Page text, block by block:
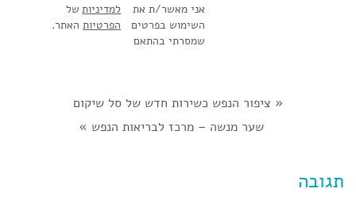
אני מאשר/ת את
השימוש בפרטים
שמסרתי בהתאם
למדיניות
הפרטיות
של
האתר.
« ציפור הנפש כשירות חדש של סל שיקום
שער מנשה – מרכז לבריאות הנפש»
תגובה